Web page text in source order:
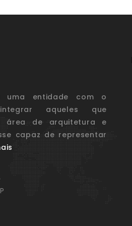
uma entidade com o
aqueles que
área de arquitetura e
capaz de representar